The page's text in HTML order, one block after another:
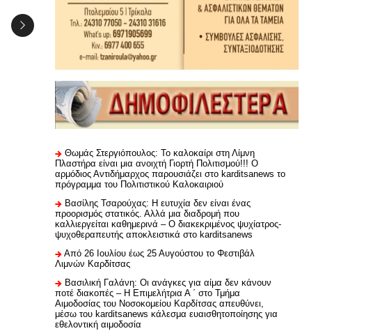
Θωμάς Στεργιόπουλος: Το καλοκαίρι στη Λίμνη
Πλαστήρα είναι μια ανοιχτή Γιορτή Πολιτισμού!!! Ο
αρμόδιος Αντιδήμαρχος παρουσιάζει στο karditsanews το
πρόγραμμα του Πολιτιστικού Καλοκαιριού
Βασίλης Τσαρούχας: Η ευτυχία δεν είναι ένας
προορισμός στατικός. Αλλά μια διαδρομή που
καλλιεργείται καθημερινά – Ο διακεκριμένος ψυχίατρος-
ψυχοθεραπευτής αποκλειστικά στο karditsanews
Από 26 Ιουλίου έως 25 Αυγούστου το Φεστιβάλ
Λιμνών Καρδίτσας
Βασιλική Γαλάνη: Οι ανάγκες για αίμα δεν κάνουν
ποτέ διακοπές – Η Επιμελήτρια Α ΄ στο Τμήμα
Αιμοδοσίας του Νοσοκομείου Καρδίτσας απευθύνει,
μέσω του karditsanews κάλεσμα ευαισθητοποίησης για
εθελοντική αιμοδοσία